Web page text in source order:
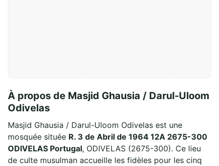
À propos de Masjid Ghausia / Darul-Uloom
Odivelas
Masjid Ghausia / Darul-Uloom Odivelas est une
mosquée située R. 3 de Abril de 1964 12A 2675-300
ODIVELAS Portugal, ODIVELAS (2675-300). Ce lieu
de culte musulman accueille les fidèles pour les cinq